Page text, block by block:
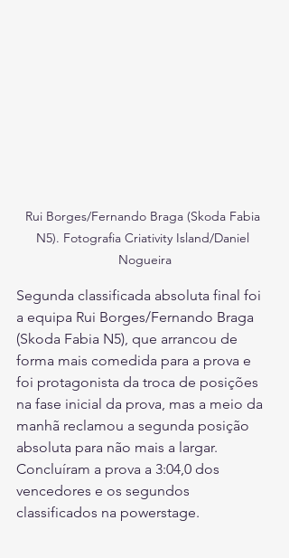
Rui Borges/Fernando Braga (Skoda Fabia
N5). Fotografia Criativity Island/Daniel
Nogueira
Segunda classificada absoluta final foi
a equipa Rui Borges/Fernando Braga
(Skoda Fabia N5), que arrancou de
forma mais comedida para a prova e
foi protagonista da troca de posições
na fase inicial da prova, mas a meio da
manhã reclamou a segunda posição
absoluta para não mais a largar.
Concluíram a prova a 3:04,0 dos
vencedores e os segundos
classificados na powerstage.